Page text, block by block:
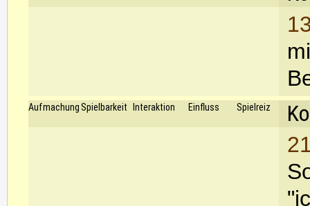
Aufmachung Spielbarkeit Interaktion Einfluss Spielreiz